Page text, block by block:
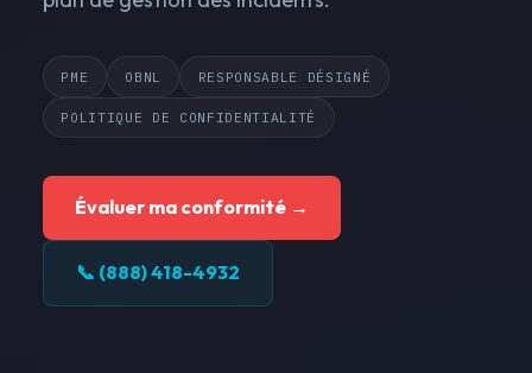
PME OBNL RESPONSABLE DÉSIGNÉ
POLITIQUE DE CONFIDENTIALITÉ
Évaluer ma conformité →
📞 (888) 418-4932